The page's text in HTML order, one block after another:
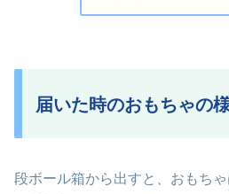
届いた時のおもちゃの
段ボール箱から出すと、おもち